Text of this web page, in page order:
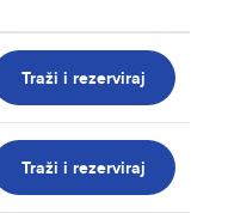
Traži i rezerviraj
Traži i rezerviraj